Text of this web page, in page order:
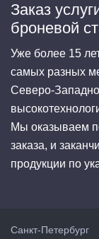
Заказ
броневой
Уже более 15
самых разных
Северо-
Мы оказываем
заказа, и
продукции по
Санкт-Петербург